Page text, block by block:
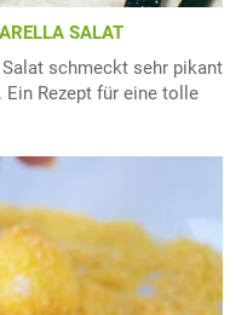
SALAT
schmeckt sehr pikant
Rezept für eine tolle